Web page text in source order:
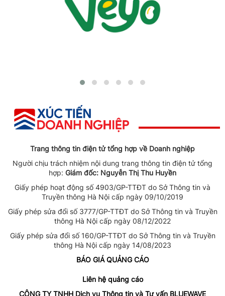
Trang thông tin điện tử tổng hợp về Doanh nghiệp
Người chịu trách nhiệm nội dung trang thông tin điện tử tổng
hợp: Giám đốc: Nguyễn Thị Thu Huyền
Giấy phép hoạt động số 4903/GP-TTĐT do Sở Thông tin và
Truyền thông Hà Nội cấp ngày 09/10/2019
Giấy phép sửa đổi số 3777/GP-TTĐT do Sở Thông tin và Truyền
thông Hà Nội cấp ngày 08/12/2022
Giấy phép sửa đổi số 160/GP-TTĐT do Sở Thông tin và Truyền
thông Hà Nội cấp ngày 14/08/2023
BÁO GIÁ QUẢNG CÁO
Liên hệ quảng cáo
CÔNG TY TNHH Dịch vụ Thông tin và Tư vấn BLUEWAVE